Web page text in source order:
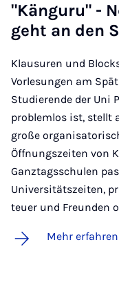
"Kän­gu­ru" -
geht an den
Klausuren und
Vorlesungen am
Studierende der Uni
problemlos ist, stellt
große
Öffnungszeiten von
Ganztagsschulen
Universitätszeiten,
teuer und Freunden
Mehr erfahren